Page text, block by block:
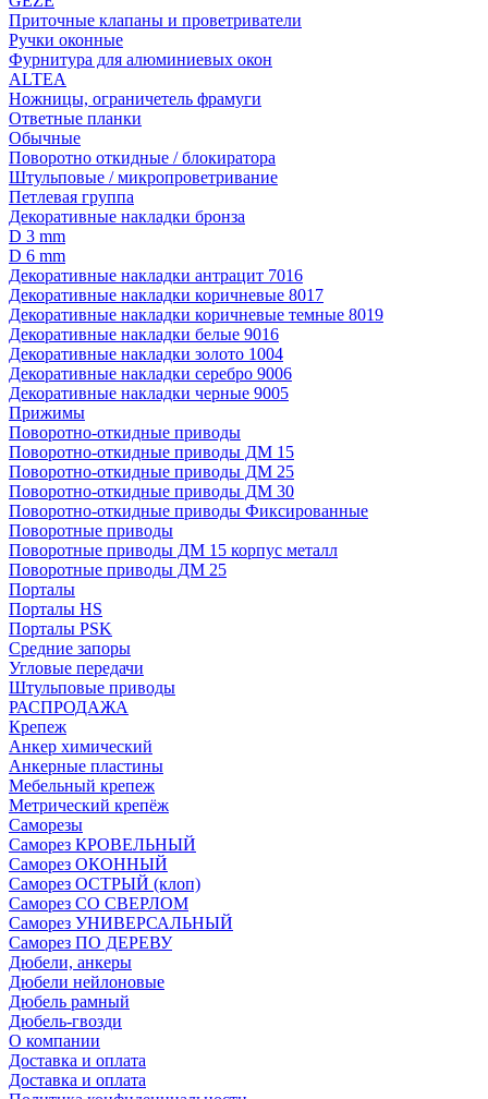
Приточные клапаны и проветриватели
Ручки оконные
Фурнитура для алюминиевых окон
ALTEA
Ножницы, ограничетель фрамуги
Ответные планки
Обычные
Поворотно откидные / блокиратора
Штульповые / микропроветривание
Петлевая группа
Декоративные накладки бронза
D 3 mm
D 6 mm
Декоративные накладки антрацит 7016
Декоративные накладки коричневые 8017
Декоративные накладки коричневые темные 8019
Декоративные накладки белые 9016
Декоративные накладки золото 1004
Декоративные накладки серебро 9006
Декоративные накладки черные 9005
Прижимы
Поворотно-откидные приводы
Поворотно-откидные приводы ДМ 15
Поворотно-откидные приводы ДМ 25
Поворотно-откидные приводы ДМ 30
Поворотно-откидные приводы Фиксированные
Поворотные приводы
Поворотные приводы ДМ 15 корпус металл
Поворотные приводы ДМ 25
Порталы
Порталы HS
Порталы PSK
Средние запоры
Угловые передачи
Штульповые приводы
РАСПРОДАЖА
Крепеж
Анкер химический
Анкерные пластины
Мебельный крепеж
Метрический крепёж
Саморезы
Саморез КРОВЕЛЬНЫЙ
Саморез ОКОННЫЙ
Саморез ОСТРЫЙ (клоп)
Саморез СО СВЕРЛОМ
Саморез УНИВЕРСАЛЬНЫЙ
Саморез ПО ДЕРЕВУ
Дюбели, анкеры
Дюбели нейлоновые
Дюбель рамный
Дюбель-гвозди
О компании
Доставка и оплата
Доставка и оплата